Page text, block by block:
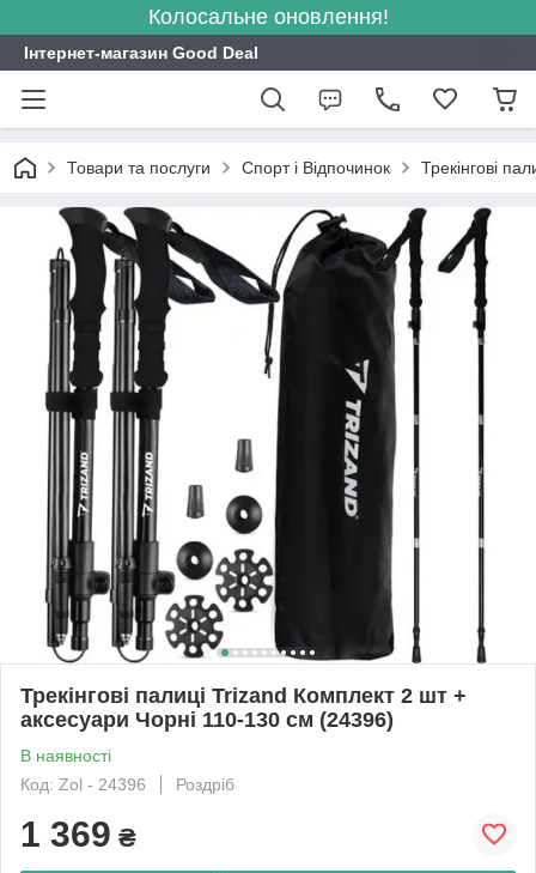
Колосальне оновлення!
Інтернет-магазин Good Deal
Товари та послуги Спорт і Відпочинок Трекінгові
Трекінгові палиці Trizand Комплект 2 шт +
аксесуари Чорні 110-130 см (24396)
В наявності
Код: Zol - 24396
Роздріб
1 369 ₴